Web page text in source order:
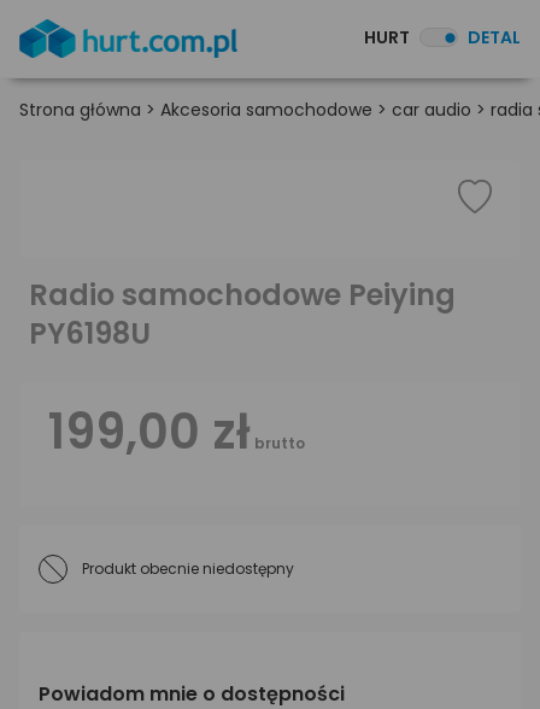
HURT DETAL
Strona główna > Akcesoria samochodowe > car audio > radia
Radio samochodowe Peiying
PY6198U
199,00 zł brutto
Produkt obecnie niedostępny
Powiadom mnie o dostępności